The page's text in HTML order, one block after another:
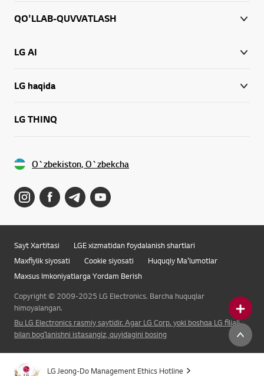
QO'LLAB-QUVVATLASH
LG AI
LG haqida
LG THINQ
O`zbekiston, O`zbekcha
Sayt Xartitasi
LGE xizmatidan foydalanish shartlari
Maxfiylik siyosati
Cookie siyosati
Huquqiy Ma'lumotlar
Maxsus Imkoniyatlarga Yordam Berish
Copyright © 2009-2025 LG Electronics. Barcha huquqlar
himoyalangan.
Bu LG Electronics rasmiy saytidir. Agar LG Corp. yoki boshqa LG filiali
bilan bogʻlanishni istasangiz, quyidagini bosing
LG Jeong-Do Management Ethics Hotline